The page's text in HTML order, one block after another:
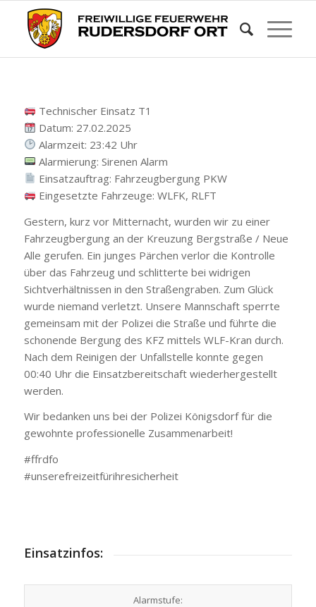
Technischer Einsatz T1
Datum: 27.02.2025
Alarmzeit: 23:42 Uhr
Alarmierung: Sirenen Alarm
Einsatzauftrag: Fahrzeugbergung PKW
Eingesetzte Fahrzeuge: WLFK, RLFT
Gestern, kurz vor Mitternacht, wurden wir zu einer
Fahrzeugbergung an der Kreuzung Bergstraße / Neue
Alle gerufen. Ein junges Pärchen verlor die Kontrolle
über das Fahrzeug und schlitterte bei widrigen
Sichtverhältnissen in den Straßengraben. Zum Glück
wurde niemand verletzt. Unsere Mannschaft sperrte
gemeinsam mit der Polizei die Straße und führte die
schonende Bergung des KFZ mittels WLF-Kran durch.
Nach dem Reinigen der Unfallstelle konnte gegen
00:40 Uhr die Einsatzbereitschaft wiederhergestellt
werden.
Wir bedanken uns bei der Polizei Königsdorf für die
gewohnte professionelle Zusammenarbeit!
#ffrdfo
#unserefreizeitfürihresicherheit
Einsatzinfos:
Alarmstufe: